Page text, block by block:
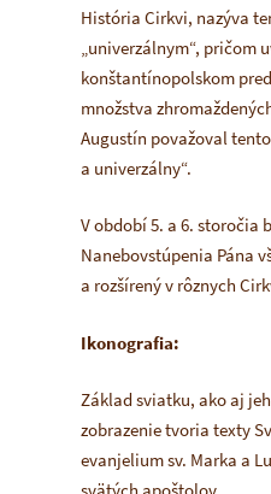
História Cirkvi, nazýva
„univerzálnym“, pričom
konštantínopolskom
množstva
Augustín považoval
a univerzálny“.
V období 5. a 6. storočia
Nanebovstúpenia Pána
a rozšírený v rôznych
Ikonografia:
Základ sviatku, ako aj
zobrazenie tvoria texty
evanjelium sv. Marka a